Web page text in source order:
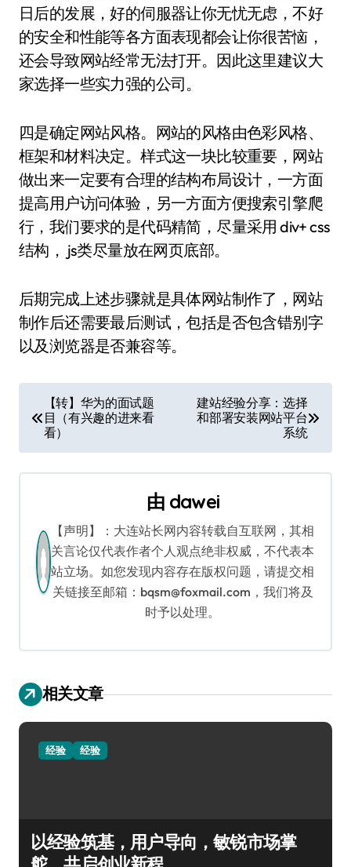
日后的发展，好的伺服器让你无忧无虑，不好
的安全和性能等各方面表现都会让你很苦恼，
还会导致网站经常无法打开。因此这里建议大
家选择一些实力强的公司。
四是确定网站风格。网站的风格由色彩风格、
框架和材料决定。样式这一块比较重要，网站
做出来一定要有合理的结构布局设计，一方面
提高用户访问体验，另一方面方便搜索引擎爬
行，我们要求的是代码精简，尽量采用 div+ css
结构， js类尽量放在网页底部。
后期完成上述步骤就是具体网站制作了，网站
制作后还需要最后测试，包括是否包含错别字
以及浏览器是否兼容等。
章
导
【转】华为的面试题
目（有兴趣的进来看
看）
建站经验分享：选择
和部署安装网站平台
系统
由 dawei
【声明】：大连站长网内容转载自互联网，其相
关言论仅代表作者个人观点绝非权威，不代表本
站立场。如您发现内容存在版权问题，请提交相
关链接至邮箱：bqsm@foxmail.com，我们将及
时予以处理。
相关文章
经验 经验
以经验筑基，用户导向，敏锐市场掌